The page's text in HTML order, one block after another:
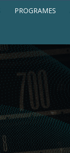
PROGRAMES